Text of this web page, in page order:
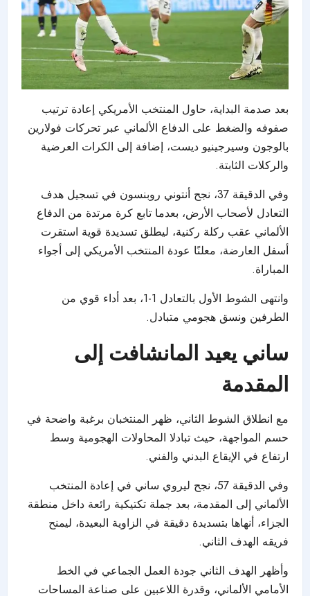
بعد صدمة البداية، حاول المنتخب الأمريكي إعادة ترتيب
صفوفه والضغط على الدفاع الألماني عبر تحركات فولارين
بالوجون وسيرجينيو ديست، إضافة إلى الكرات العرضية
والركلات الثابتة.
وفي الدقيقة 37، نجح أنتوني روبنسون في تسجيل هدف
التعادل لأصحاب الأرض، بعدما تابع كرة مرتدة من الدفاع
الألماني عقب ركلة ركنية، ليطلق تسديدة قوية استقرت
أسفل العارضة، معلنًا عودة المنتخب الأمريكي إلى أجواء
المباراة.
وانتهى الشوط الأول بالتعادل 1-1، بعد أداء قوي من
الطرفين ونسق هجومي متبادل.
ساني يعيد المانشافت إلى
المقدمة
مع انطلاق الشوط الثاني، ظهر المنتخبان برغبة واضحة في
حسم المواجهة، حيث تبادلا المحاولات الهجومية وسط
ارتفاع في الإيقاع البدني والفني.
وفي الدقيقة 57، نجح ليروي ساني في إعادة المنتخب
الألماني إلى المقدمة، بعد جملة تكتيكية رائعة داخل منطقة
الجزاء، أنهاها بتسديدة دقيقة في الزاوية البعيدة، ليمنح
فريقه الهدف الثاني.
وأظهر الهدف الثاني جودة العمل الجماعي في الخط
الأمامي الألماني، وقدرة اللاعبين على صناعة المساحات